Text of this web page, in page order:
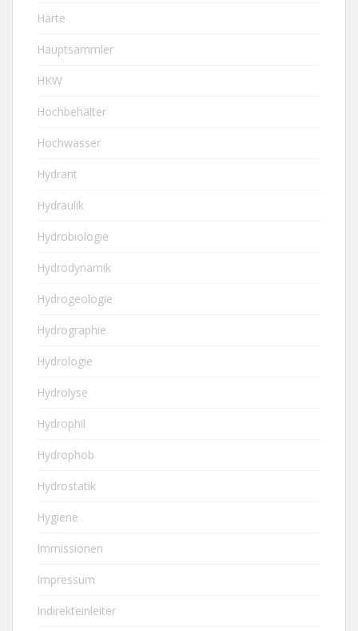
Härte
Hauptsammler
HKW
Hochbehälter
Hochwasser
Hydrant
Hydraulik
Hydrobiologie
Hydrodynamik
Hydrogeologie
Hydrographie
Hydrologie
Hydrolyse
Hydrophil
Hydrophob
Hydrostatik
Hygiene
Immissionen
Impressum
Indirekteinleiter